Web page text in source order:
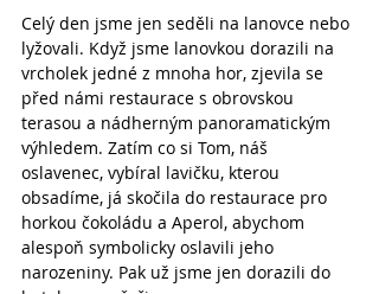
Celý den jsme jen seděli na lanovce nebo
lyžovali. Když jsme lanovkou dorazili na
vrcholek jedné z mnoha hor, zjevila se
před námi restaurace s obrovskou
terasou a nádherným panoramatickým
výhledem. Zatím co si Tom, náš
oslavenec, vybíral lavičku, kterou
obsadíme, já skočila do restaurace pro
horkou čokoládu a Aperol, abychom
alespoň symbolicky oslavili jeho
narozeniny. Pak už jsme jen dorazili do